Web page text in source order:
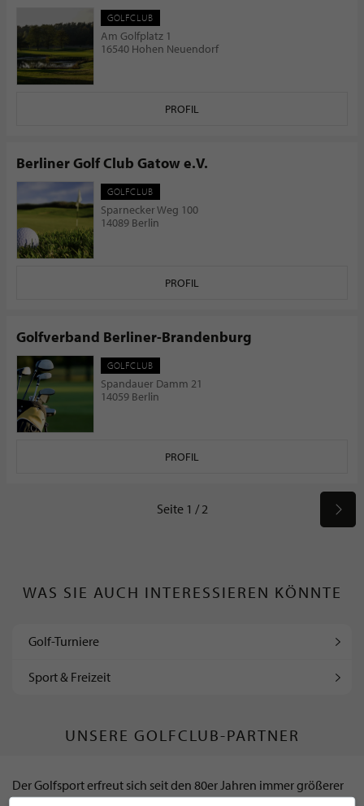
GOLFCLUB
Am Golfplatz 1
16540 Hohen Neuendorf
PROFIL
Berliner Golf Club Gatow e.V.
GOLFCLUB
Sparnecker Weg 100
14089 Berlin
PROFIL
Golfverband Berliner-Brandenburg
GOLFCLUB
Spandauer Damm 21
14059 Berlin
PROFIL
Seite 1 / 2
WAS SIE AUCH INTERESSIEREN KÖNNTE
Golf-Turniere
Sport & Freizeit
UNSERE GOLFCLUB-PARTNER
Der Golfsport erfreut sich seit den 80er Jahren immer größerer